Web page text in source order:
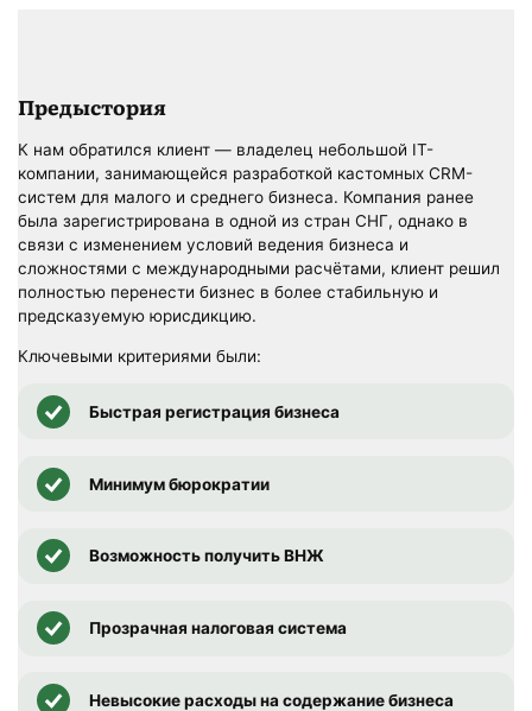
Предыстория
К нам обратился клиент — владелец небольшой IT-
компании, занимающейся разработкой кастомных CRM-
систем для малого и среднего бизнеса. Компания ранее
была зарегистрирована в одной из стран СНГ, однако в
связи с изменением условий ведения бизнеса и
сложностями с международными расчётами, клиент решил
полностью перенести бизнес в более стабильную и
предсказуемую юрисдикцию.
Ключевыми критериями были:
Быстрая регистрация бизнеса
Минимум бюрократии
Возможность получить ВНЖ
Прозрачная налоговая система
Невысокие расходы на содержание бизнеса